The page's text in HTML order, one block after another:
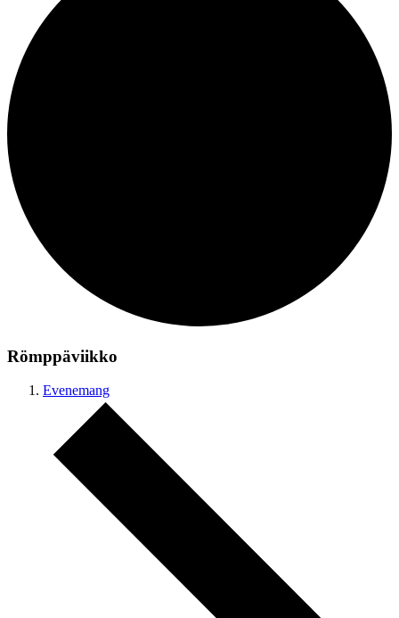
Römppäviikko
Evenemang